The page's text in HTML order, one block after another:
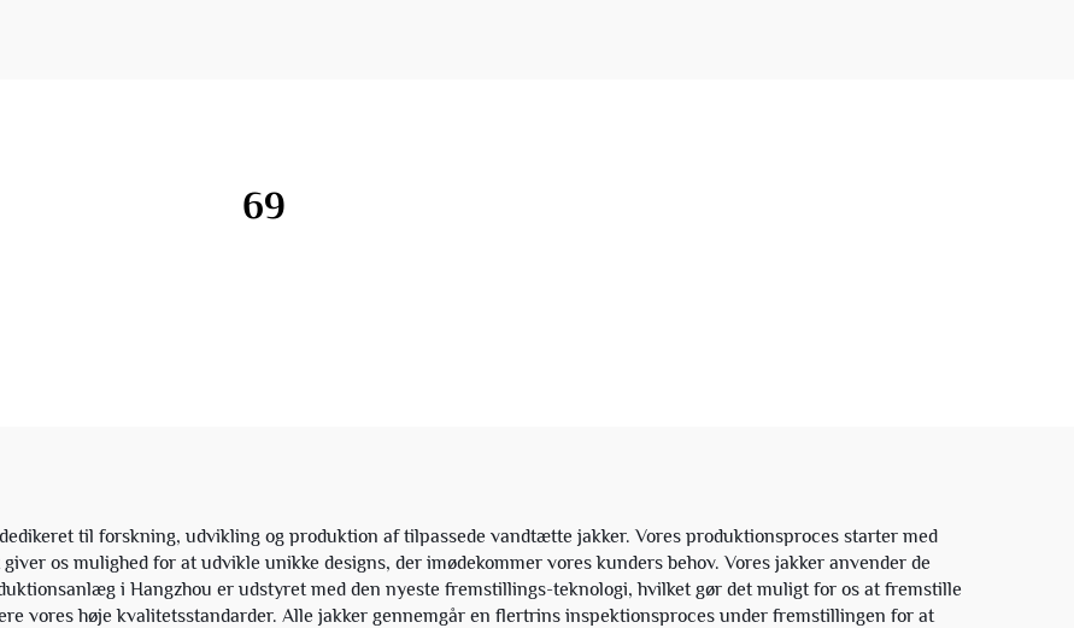
69
til forskning, udvikling og produktion af tilpassede vandtætte jakker. Vores produktionsproces starter med
os mulighed for at udvikle unikke designs, der imødekommer vores kunders behov. Vores jakker anvender de
i Hangzhou er udstyret med den nyeste fremstillings-teknologi, hvilket gør det muligt for os at fremstille
vores høje kvalitetsstandarder. Alle jakker gennemgår en flertrins inspektionsproces under fremstillingen for at